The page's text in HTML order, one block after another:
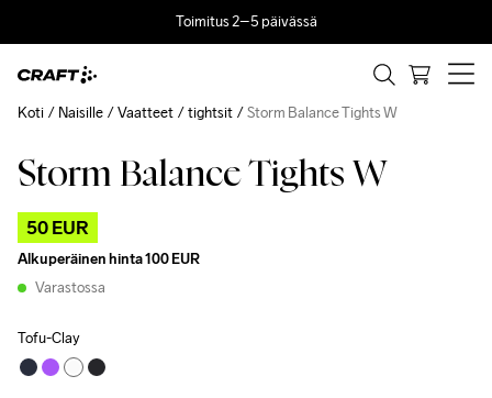
Toimitus 2–5 päivässä
Storm Balance Tights W
50 EUR
Alkuperäinen hinta100 EUR
Varastossa
Tofu-Clay
Koti Naisille Vaatteet tightsit Storm Balance Tights W
Outlet